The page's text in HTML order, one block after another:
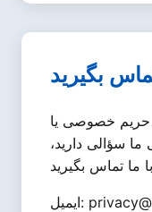
بگیرید
حریم خصوصی یا
سؤالی دارید،
ایمیل: